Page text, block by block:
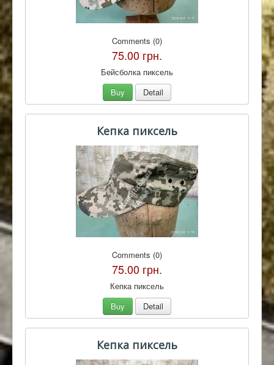
Comments (0)
75.00 грн.
Бейсболка пиксель
Buy
Detail
Кепка пиксель
Comments (0)
75.00 грн.
Кепка пиксель
Buy
Detail
Кепка пиксель